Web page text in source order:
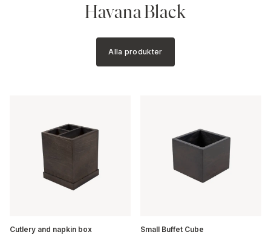
Havana Black
Alla produkter
Cutlery and napkin box
Small Buffet Cube